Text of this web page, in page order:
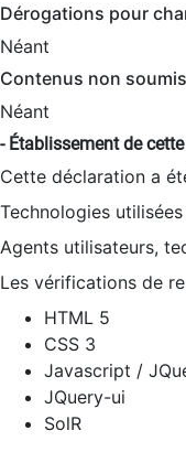
Dérogations pour
Néant
Contenus non
Néant
- Établissement de
Cette déclaration a
Technologies
Agents utilisateurs,
Les vérifications de
HTML 5
CSS 3
Javascript /
JQuery-ui
SolR